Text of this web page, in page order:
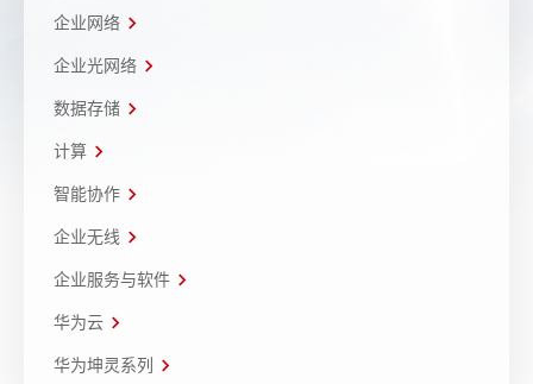
企业网络
企业光网络
数据存储
计算
智能协作
企业无线
企业服务与软件
华为云
华为坤灵系列